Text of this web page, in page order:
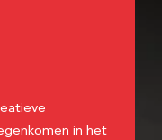
in het